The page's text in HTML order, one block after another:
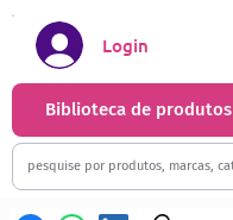
Biblioteca de produtos
Login